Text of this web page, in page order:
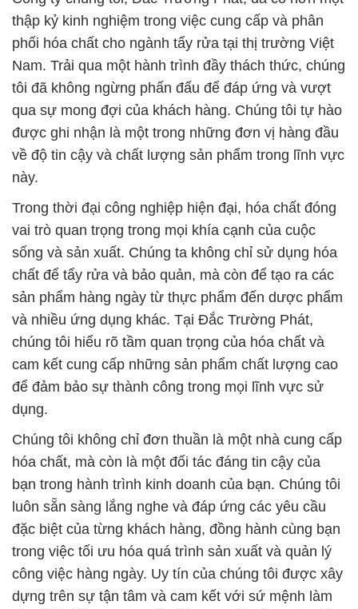
thập kỷ kinh nghiệm trong việc cung cấp và phân
phối hóa chất cho ngành tẩy rửa tại thị trường Việt
Nam. Trải qua một hành trình đầy thách thức, chúng
tôi đã không ngừng phấn đấu để đáp ứng và vượt
qua sự mong đợi của khách hàng. Chúng tôi tự hào
được ghi nhận là một trong những đơn vị hàng đầu
về độ tin cậy và chất lượng sản phẩm trong lĩnh vực
này.
Trong thời đại công nghiệp hiện đại, hóa chất đóng
vai trò quan trọng trong mọi khía cạnh của cuộc
sống và sản xuất. Chúng ta không chỉ sử dụng hóa
chất để tẩy rửa và bảo quản, mà còn để tạo ra các
sản phẩm hàng ngày từ thực phẩm đến dược phẩm
và nhiều ứng dụng khác. Tại Đắc Trường Phát,
chúng tôi hiểu rõ tầm quan trọng của hóa chất và
cam kết cung cấp những sản phẩm chất lượng cao
để đảm bảo sự thành công trong mọi lĩnh vực sử
dụng.
Chúng tôi không chỉ đơn thuần là một nhà cung cấp
hóa chất, mà còn là một đối tác đáng tin cậy của
bạn trong hành trình kinh doanh của bạn. Chúng tôi
luôn sẵn sàng lắng nghe và đáp ứng các yêu cầu
đặc biệt của từng khách hàng, đồng hành cùng bạn
trong việc tối ưu hóa quá trình sản xuất và quản lý
công việc hàng ngày. Uy tín của chúng tôi được xây
dựng trên sự tận tâm và cam kết với sứ mệnh làm